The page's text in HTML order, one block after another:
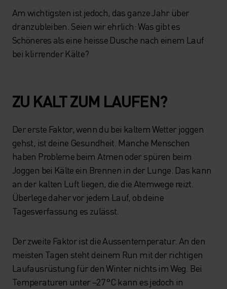
Am wichtigsten ist jedoch, das ganze Jahr über
dranzubleiben. Seien wir ehrlich: Was gibt es
Schöneres als eine heisse Dusche nach einem Lauf
bei klirrender Kälte?
ZU KALT ZUM LAUFEN?
Der erste Faktor, wenn du bei kaltem Wetter joggen
gehst, ist deine Gesundheit. Manche Menschen
haben Probleme beim Atmen oder spüren beim
Joggen bei Kälte ein Brennen in der Lunge. Das kann
an der kalten Luft liegen, die die Atemwege reizt.
Überlege daher vor jedem Lauf, ob deine
Tagesverfassung es zulässt.
Der zweite Faktor ist die Aussentemperatur. An den
meisten Tagen steht deinem Run mit der richtigen
Laufausrüstung für den Winter nichts im Weg. Bei
Temperaturen unter −27 °C kann es jedoch in